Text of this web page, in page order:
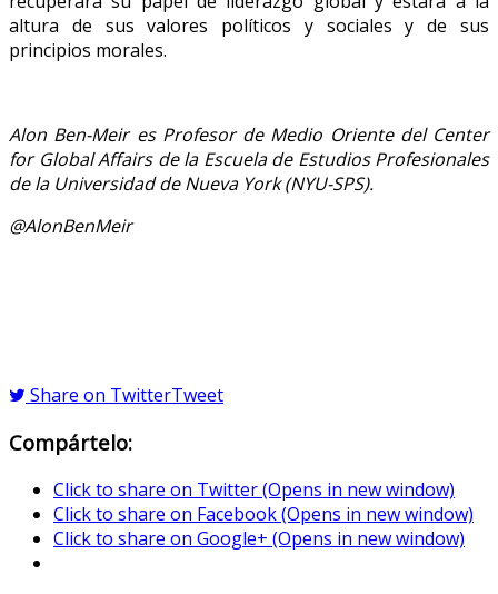
altura de sus valores políticos y sociales y de sus
principios morales.
Alon Ben-Meir es Profesor de Medio Oriente del Center
for Global Affairs de la Escuela de Estudios Profesionales
de la Universidad de Nueva York (NYU-SPS).
@AlonBenMeir
Share on TwitterTweet
Compártelo:
Click to share on Twitter (Opens in new window)
Click to share on Facebook (Opens in new window)
Click to share on Google+ (Opens in new window)